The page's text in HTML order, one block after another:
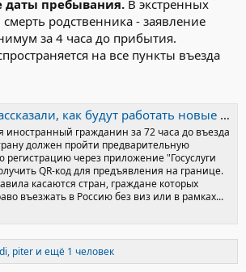
даты пребывания. В экстренных
смерть родственника - заявление
за 4 часа до прибытия.
на все пункты въезда
будут работать новые правила для въезда иностранных туристов в Россию - Российская газета
иностранный гражданин за 72 часа до въезда
должен пройти предварительную
регистрацию через приложение "Госуслуги
QR-код для предъявления на границе.
касаются стран, граждане которых
въезжать в Россию без виз или в рамках...
, piter и ещё 1 человек